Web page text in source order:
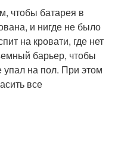
чтобы батарея в
и нигде не было
на кровати, где нет
барьер, чтобы
упал на пол. При этом
все